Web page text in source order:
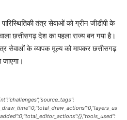
तंत्र सेवाओं को ग्रीन जीडीपी के
छत्तीसगढ़ देश का पहला राज्य बन गया है।
सेवाओं के व्यापक मूल्य को मापकर छत्तीसगढ़